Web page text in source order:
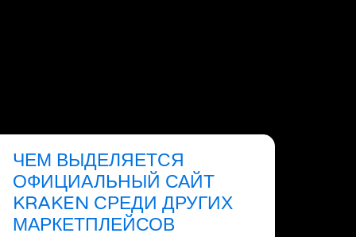
ЧЕМ ВЫДЕЛЯЕТСЯ
ОФИЦИАЛЬНЫЙ САЙТ
KRAKEN СРЕДИ ДРУГИХ
МАРКЕТПЛЕЙСОВ